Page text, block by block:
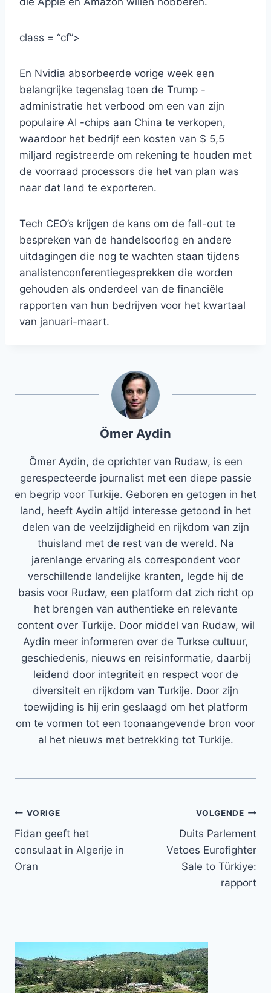
class = “cf”>
En Nvidia absorbeerde vorige week een
belangrijke tegenslag toen de Trump -
administratie het verbood om een ​​van zijn
populaire AI -chips aan China te verkopen,
waardoor het bedrijf een kosten van $ 5,5
miljard registreerde om rekening te houden met
de voorraad processors die het van plan was
naar dat land te exporteren.
Tech CEO’s krijgen de kans om de fall-out te
bespreken van de handelsoorlog en andere
uitdagingen die nog te wachten staan ​​tijdens
analistenconferentiegesprekken die worden
gehouden als onderdeel van de financiële
rapporten van hun bedrijven voor het kwartaal
van januari-maart.
Ömer Aydin
Ömer Aydin, de oprichter van Rudaw, is een
gerespecteerde journalist met een diepe passie
en begrip voor Turkije. Geboren en getogen in het
land, heeft Aydin altijd interesse getoond in het
delen van de veelzijdigheid en rijkdom van zijn
thuisland met de rest van de wereld. Na
jarenlange ervaring als correspondent voor
verschillende landelijke kranten, legde hij de
basis voor Rudaw, een platform dat zich richt op
het brengen van authentieke en relevante
content over Turkije. Door middel van Rudaw, wil
Aydin meer informeren over de Turkse cultuur,
geschiedenis, nieuws en reisinformatie, daarbij
leidend door integriteit en respect voor de
diversiteit en rijkdom van Turkije. Door zijn
toewijding is hij erin geslaagd om het platform
om te vormen tot een toonaangevende bron voor
al het nieuws met betrekking tot Turkije.
Bericht
navigatie
VORIGE
Fidan geeft het
consulaat in Algerije in
Oran
VOLGENDE
Duits Parlement
Vetoes Eurofighter
Sale to Türkiye:
rapport